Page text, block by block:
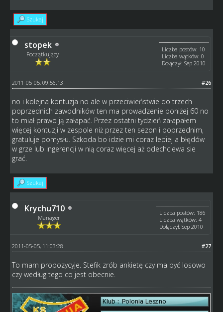
Szukaj
stopek
Początkujący
Liczba postów: 10
Liczba wątków: 0
Dołączył: Sep 2010
#26
2011-05-05, 09:56:13
no i kolejna kontuzja no ale w przeciwieństwie do trzech
poprzednich zawodników ten ma prowadzenie poniżej 60 no
to miał prawo ją załapać. Przez ostatni tydzień załapałem
więcej kontuzji w zespole niż przez ten sezon i poprzednim,
gratuluje pomysłu. Szkoda bo idzie mi coraz lepiej a błędów
w grze lub ingerencji w nią coraz więcej aż odechciewa sie
grać.
Szukaj
Krychu710
Manager
Liczba postów: 186
Liczba wątków: 4
Dołączył: Sep 2010
#27
2011-05-05, 11:03:28
To mam propozycyje. Stefik zrób ankietę czy ma być losowo
czy według tego co jest obecnie.